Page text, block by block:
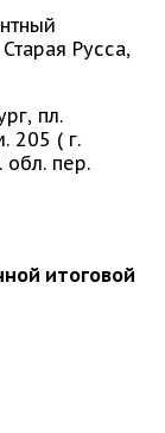
Русса,
пл.
205 ( г.
обл. пер.
итоговой